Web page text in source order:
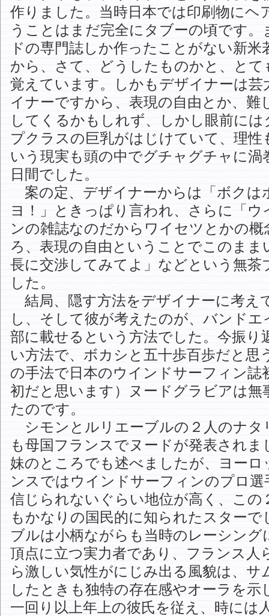
作りました。当時日本では印刷物にヘ
うことはまだ完全にタブーの頃です
ドの専門誌しか作ったことがない新米
から、さて、どうしたものかと、と
覚えています。しかもデザイナーは芸
イナーですから、表現の自由とか、難
してくるかもしれず、しかし眼前に
プクラスの巨乳がはじけていて、理性
いう現実も頭の中でグチャグチャに渦
日間でした。
案の定、デザイナーからは「ボクは
ヨ！」ときっぱり言われ、さらに「ウ
ンの雑誌なのだからワイセツとかの概
ろ、表現の自由ということでこのまま
長に交渉してみてよ」などという無茶
した。
結局、隠す方法をデザイナーに考え
し、そして彼が考えたのが、バンドエ
部に載せるという方法でした。今振り
い方法で、ボカシと五十歩百歩だと思
の手法で日本のウインドサーフィン誌
初だと思います）ヌードグラビアは無
たのです。
シモンとルリエーブルの２人のナタ
も母国フランスでヌードが発表されま
妹のところでも述べましたが、ヨーロ
ンスではウインドサーフィンのプロ選
信じられないぐらい地位が高く、この
もかなりの国民的に知られたスターで
ブルは小柄ながらも当時のレーシング
頂点に立つ実力者であり、フランス人
ら激しい気性がにじみ出る風貌は、サ
したときも独特の存在感やオーラを示
一回り以上年上の彼氏を従え、時には